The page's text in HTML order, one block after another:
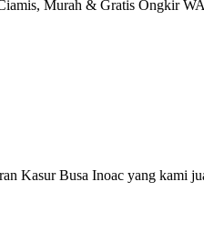
Kasur Busa Inoac yang kami